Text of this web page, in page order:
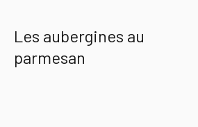
Les aubergines au
parmesan